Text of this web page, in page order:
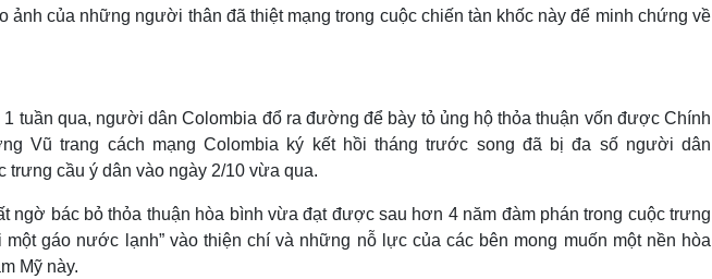
ảnh của những người thân đã thiệt mạng trong cuộc chiến tàn khốc này để minh chứng về
tuần qua, người dân Colombia đổ ra đường để bày tỏ ủng hộ thỏa thuận vốn được Chính
Vũ trang cách mạng Colombia ký kết hồi tháng trước song đã bị đa số người dân
trưng cầu ý dân vào ngày 2/10 vừa qua.
ngờ bác bỏ thỏa thuận hòa bình vừa đạt được sau hơn 4 năm đàm phán trong cuộc trưng
một gáo nước lạnh” vào thiện chí và những nỗ lực của các bên mong muốn một nền hòa
Mỹ này.